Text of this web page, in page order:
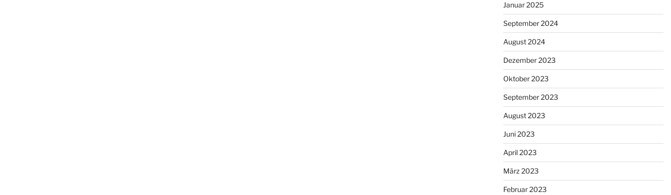
Januar 2025
September 2024
August 2024
Dezember 2023
Oktober 2023
September 2023
August 2023
Juni 2023
April 2023
März 2023
Februar 2023